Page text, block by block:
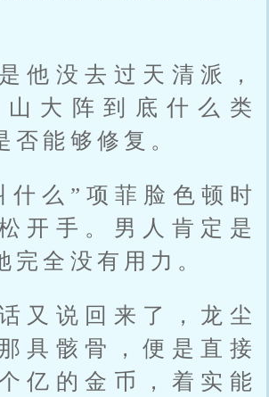
他没去过天清派，
大阵到底什么类
否能够修复。
什么”项菲脸色顿时
开手。男人肯定是
完全没有用力。
又说回来了，龙尘
具骸骨，便是直接
亿的金币，着实能